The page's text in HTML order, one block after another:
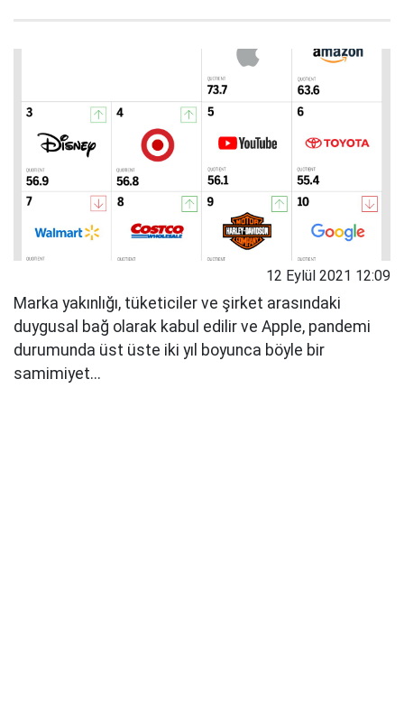
12 Eylül 2021 12:09
Marka yakınlığı, tüketiciler ve şirket arasındaki
duygusal bağ olarak kabul edilir ve Apple, pandemi
durumunda üst üste iki yıl boyunca böyle bir
samimiyet...